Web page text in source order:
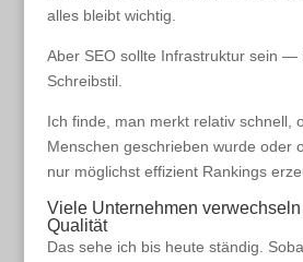
alles bleibt wichtig.
Aber SEO sollte Infrastruktur sein —
Schreibstil.
Ich finde, man merkt relativ schnell,
Menschen geschrieben wurde oder
nur möglichst effizient Rankings
Viele Unternehmen
Qualität
Das sehe ich bis heute ständig.